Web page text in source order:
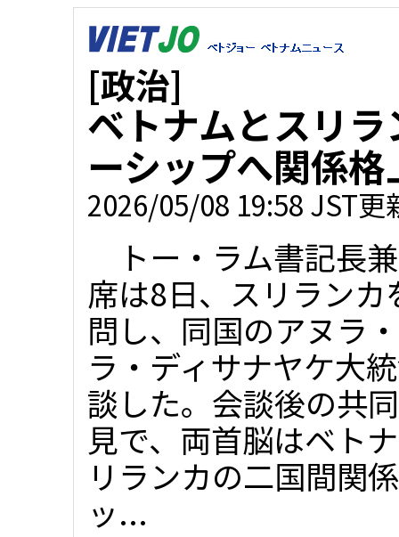
[政治]
ベトナムとスリ
ーシップへ関係格
2026/05/08 19:58 JST更
トー・ラム書記長
席は8日、スリランカ
問し、同国のアヌラ
ラ・ディサナヤケ大
談した。会談後の共
見で、両首脳はベト
リランカの二国間関
ッ...